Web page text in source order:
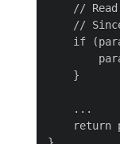
//
//
if
    }
    ...
return